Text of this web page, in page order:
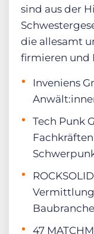
sind aus der
die allesamt
firmieren und
Inveniens
Tech Punk
Baubranche
47